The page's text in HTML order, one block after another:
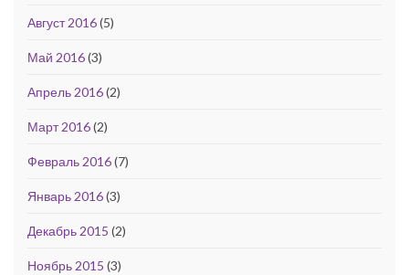
Август 2016(5)
Май 2016(3)
Апрель 2016(2)
Март 2016(2)
Февраль 2016(7)
Январь 2016(3)
Декабрь 2015 (2)
Ноябрь 2015 (3)